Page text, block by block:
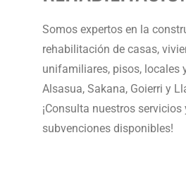
Somos expertos en la
rehabilitación de casas,
unifamiliares, pisos, locales
Alsasua, Sakana, Goierri y
¡Consulta nuestros servicios
subvenciones disponibles!
info@tdhlizarraga.com